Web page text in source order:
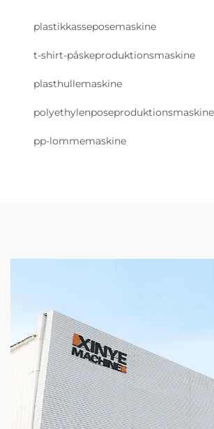
plastikkasseposemaskine
t-shirt-påskeproduktionsmaskine
plasthullemaskine
polyethylenposeproduktionsmaskine
pp-lommemaskine